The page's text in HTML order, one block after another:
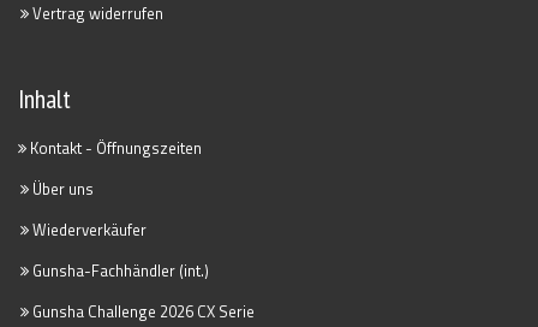
Vertrag widerrufen
Inhalt
Kontakt - Öffnungszeiten
Über uns
Wiederverkäufer
Gunsha-Fachhändler (int.)
Gunsha Challenge 2026 CX Serie